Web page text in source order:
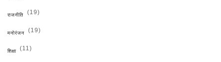
राजनीति (19)
मनोरंजन (19)
शिक्षा (11)